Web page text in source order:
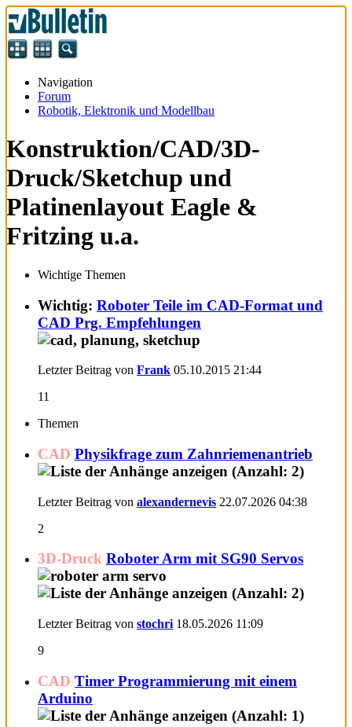
Navigation
Forum
Robotik, Elektronik und Modellbau
Konstruktion/CAD/3D-
Druck/Sketchup und
Platinenlayout Eagle &
Fritzing u.a.
Wichtige Themen
Wichtig: Roboter Teile im CAD-Format und
CAD Prg. Empfehlungen
Letzter Beitrag von Frank 05.10.2015 21:44
11
Themen
CAD Physikfrage zum Zahnriemenantrieb
Letzter Beitrag von alexandernevis 22.07.2026 04:38
2
3D-Druck Roboter Arm mit SG90 Servos
Letzter Beitrag von stochri 18.05.2026 11:09
9
CAD Timer Programmierung mit einem
Arduino